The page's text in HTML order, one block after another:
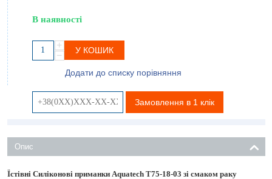
В наявності
+
−
У КОШИК
Додати до списку порівняння
Замовлення в 1 клік
Опис
Їстівні Силіконові приманки Aquatech Т75-18-03 зі смаком раку